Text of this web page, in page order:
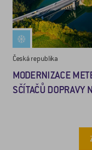
Česká republika
MODERNIZACE
SČÍTAČŮ DOPRAVY